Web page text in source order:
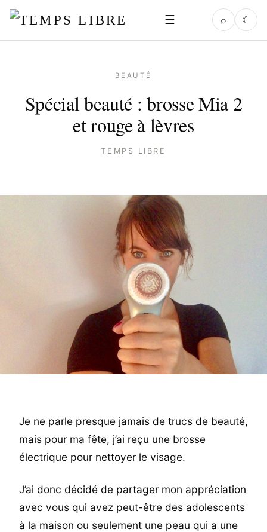
☰ ⌕ ☾
BEAUTÉ
Spécial beauté : brosse Mia 2
et rouge à lèvres
TEMPS LIBRE
Je ne parle presque jamais de trucs de beauté,
mais pour ma fête, j’ai reçu une brosse
électrique pour nettoyer le visage.
J’ai donc décidé de partager mon appréciation
avec vous qui avez peut-être des adolescents
à la maison ou seulement une peau qui a une